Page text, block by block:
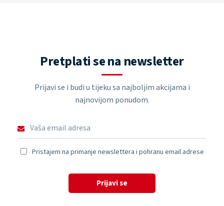
Pretplati se na newsletter
Prijavi se i budi u tijeku sa najboljim akcijama i
najnovijom ponudom.
Pristajem na primanje newslettera i pohranu email adrese
Prijavi se